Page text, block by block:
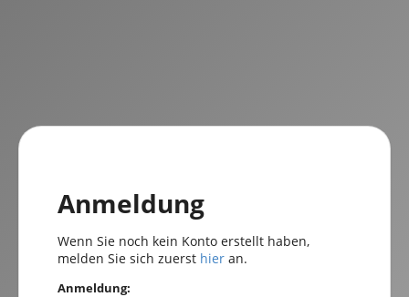
Anmeldung
Wenn Sie noch kein Konto erstellt haben,
melden Sie sich zuerst hier an.
Anmeldung: